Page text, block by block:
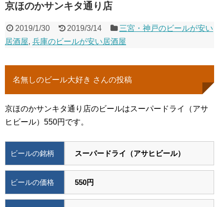
京ほのかサンキタ通り店
2019/1/30 2019/3/14
三宮・神戸のビールが安い
居酒屋, 兵庫のビールが安い居酒屋
名無しのビール大好き さんの投稿
京ほのかサンキタ通り店のビールはスーパードライ（アサ
ヒビール）550円です。
ビールの銘柄 スーパードライ（アサヒビール）
ビールの価格 550円